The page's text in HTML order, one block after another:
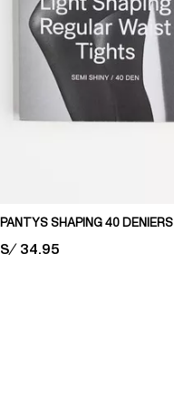
PANTYS SHAPING 40 DENIERS
PRICE:
S/ 34.95